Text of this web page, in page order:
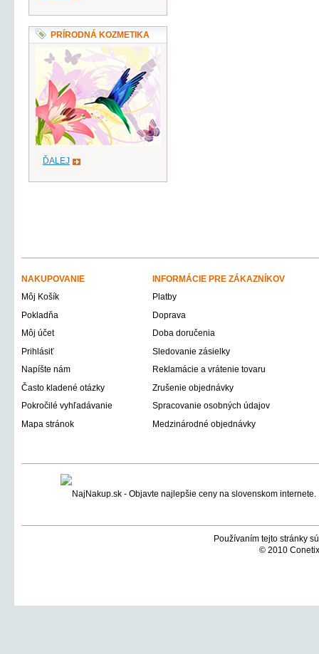
PRÍRODNÁ KOZMETIKA
ĎALEJ
NAKUPOVANIE
INFORMÁCIE PRE ZÁKAZNÍKOV
Môj Košík
Platby
Pokladňa
Doprava
Môj účet
Doba doručenia
Prihlásiť
Sledovanie zásielky
Napíšte nám
Reklamácie a vrátenie tovaru
Často kladené otázky
Zrušenie objednávky
Pokročilé vyhľadávanie
Spracovanie osobných údajov
Mapa stránok
Medzinárodné objednávky
Používaním tejto stránky
© 2010